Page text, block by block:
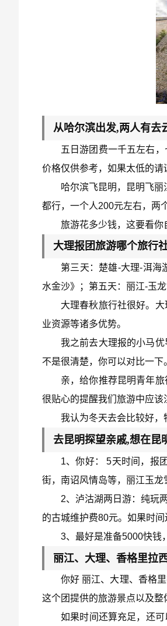
从哈尔滨出发,两人有去
五日游团费一千五左右
价格仅供参考，如果太低的请
哈尔滨飞昆明，昆明飞
都行，一个人200元左右，两
旅游花多少钱，这要看你
大理报团旅游哪个旅行
第三天：楚雄-大理-洱
水金沙》；第五天：丽江-玉
大理春秋旅行社很好。
业资源等诸多优势。
我之前去大理报的小马
不是很清楚，你可以对比一下
亲，给你推荐昆明青年
很贴心的提醒我们旅游中应该
我认为冬天去会比较好，
去昆明探望亲戚,想在昆
1、你好： 5天时间，报
街，南诏风情岛等，丽江玉龙
2、泸沽湖两日游：纯玩
的古城维护费80元。如果时
3、最好是准备5000快钱
丽江、大理、香格里拉
你好 丽江、大理、香格
这个团提供的旅游景点以及整
如果时间还算充足，还